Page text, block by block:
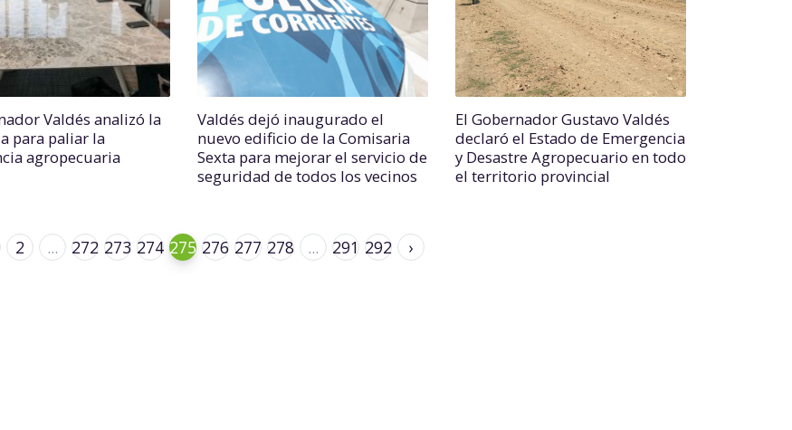
Valdés analizó la
para paliar la
agropecuaria
Valdés dejó inaugurado el
nuevo edificio de la Comisaria
Sexta para mejorar el servicio de
seguridad de todos los vecinos
El Gobernador Gustavo Valdés
declaró el Estado de Emergencia
y Desastre Agropecuario en todo
el territorio provincial
2 ... 272 273 274 275 276 277 278 ... 291 292 ›